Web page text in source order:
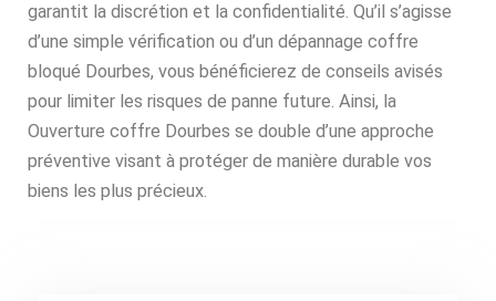
garantit la discrétion et la confidentialité. Qu’il s’agisse
d’une simple vérification ou d’un dépannage coffre
bloqué Dourbes, vous bénéficierez de conseils avisés
pour limiter les risques de panne future. Ainsi, la
Ouverture coffre Dourbes se double d’une approche
préventive visant à protéger de manière durable vos
biens les plus précieux.